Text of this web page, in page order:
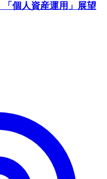
個人資産運用」展望